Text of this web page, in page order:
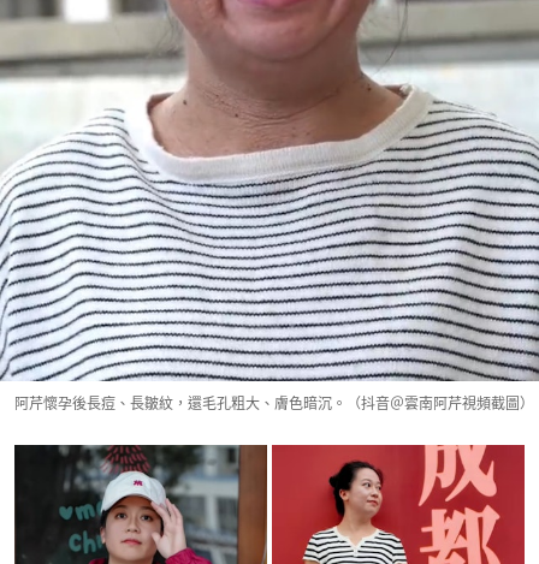
阿芹懷孕後長痘、長皺紋，還毛孔粗大、膚色暗沉。（抖音＠雲南阿芹視頻截圖）